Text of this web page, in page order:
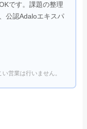
です。課題の整理
公認Adaloエキスパ
営業は行いません。